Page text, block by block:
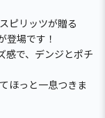
ピリッツが贈る
場です！
で、デンジとポチ
ほっと一息つきま